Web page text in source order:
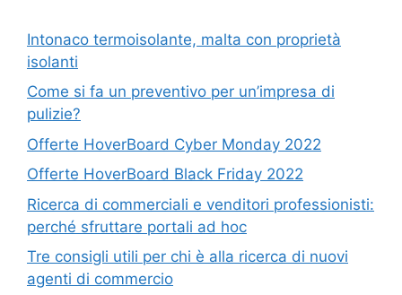
Intonaco termoisolante, malta con proprietà
isolanti
Come si fa un preventivo per un’impresa di
pulizie?
Offerte HoverBoard Cyber Monday 2022
Offerte HoverBoard Black Friday 2022
Ricerca di commerciali e venditori professionisti:
perché sfruttare portali ad hoc
Tre consigli utili per chi è alla ricerca di nuovi
agenti di commercio